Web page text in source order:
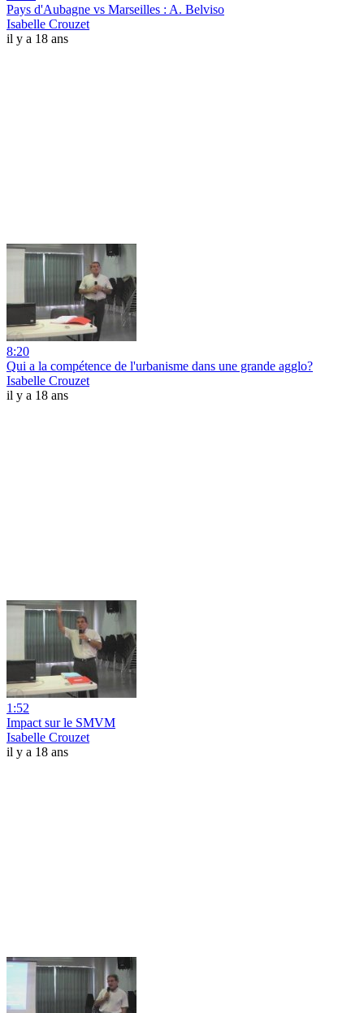
Pays d'Aubagne vs Marseilles : A. Belviso
Isabelle Crouzet
il y a 18 ans
8:20
Qui a la compétence de l'urbanisme dans une grande agglo?
Isabelle Crouzet
il y a 18 ans
1:52
Impact sur le SMVM
Isabelle Crouzet
il y a 18 ans